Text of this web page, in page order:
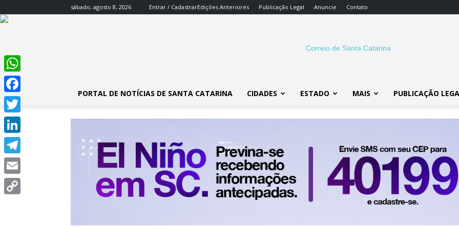
sábado, agosto 8, 2026 Entrar / CadastrarEdições Anteriores Publicação Legal Anuncie Contato
SC
PORTAL DE NOTÍCIAS DE SANTA CATARINA CIDADES ESTADO MAIS PUBLICAÇÃO
WhatsApp
Facebook
Twitter
LinkedIn
Telegram
Email